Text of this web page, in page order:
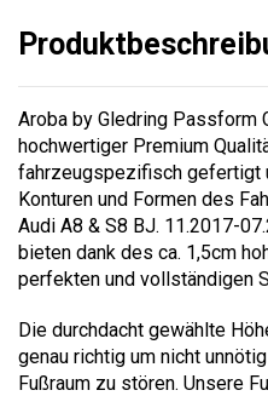
Aroba by Gledring Passform
hochwertiger Premium
fahrzeugspezifisch gefertigt
Konturen und Formen des
Audi A8 & S8 BJ. 11.2017-
bieten dank des ca. 1,5cm
perfekten und vollständigen
Die durchdacht gewählte
genau richtig um nicht
Fußraum zu stören. Unsere